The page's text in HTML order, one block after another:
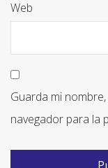
Web
Guarda mi
navegador para la